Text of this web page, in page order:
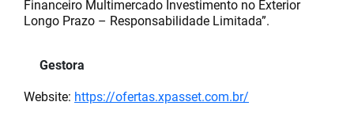
Financeiro Multimercado Investimento no Exterior
Longo Prazo – Responsabilidade Limitada”.
Gestora
Website: https://ofertas.xpasset.com.br/